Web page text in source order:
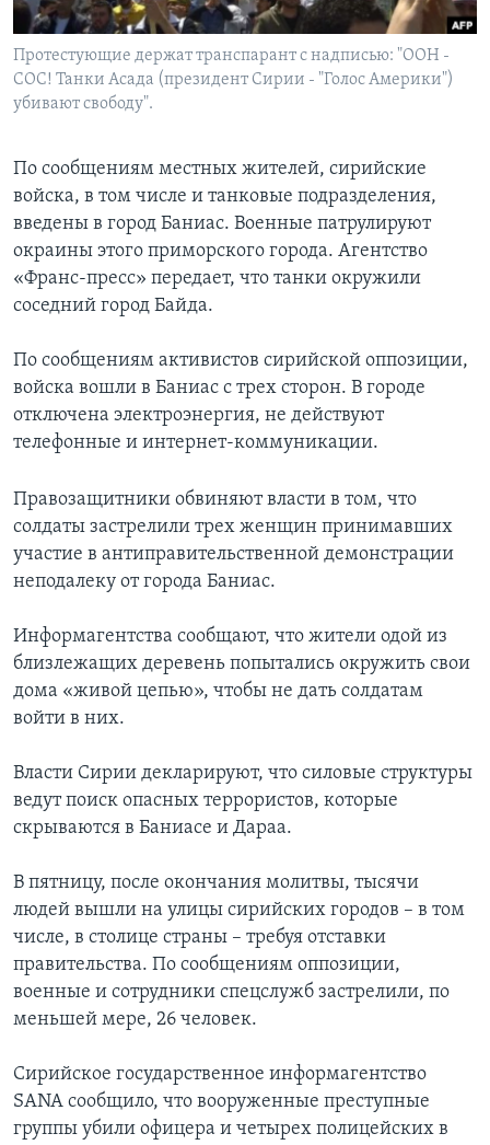
Learning English
СОЦИАЛЬНЫЕ СЕТИ
Языки
Протестующие держат транспарант с надписью: "ООН -
СОС! Танки Асада (президент Сирии - "Голос Америки")
убивают свободу".
По сообщениям местных жителей, сирийские
войска, в том числе и танковые подразделения,
введены в город Баниас. Военные патрулируют
окраины этого приморского города. Агентство
«Франс-пресс» передает, что танки окружили
соседний город Байда.
По сообщениям активистов сирийской оппозиции,
войска вошли в Баниас с трех сторон. В городе
отключена электроэнергия, не действуют
телефонные и интернет-коммуникации.
Правозащитники обвиняют власти в том, что
солдаты застрелили трех женщин принимавших
участие в антиправительственной демонстрации
неподалеку от города Баниас.
Информагентства сообщают, что жители одой из
близлежащих деревень попытались окружить свои
дома «живой цепью», чтобы не дать солдатам
войти в них.
Власти Сирии декларируют, что силовые структуры
ведут поиск опасных террористов, которые
скрываются в Баниасе и Дараа.
В пятницу, после окончания молитвы, тысячи
людей вышли на улицы сирийских городов – в том
числе, в столице страны – требуя отставки
правительства. По сообщениям оппозиции,
военные и сотрудники спецслужб застрелили, по
меньшей мере, 26 человек.
Сирийское государственное информагентство
SANA сообщило, что вооруженные преступные
группы убили офицера и четырех полицейских в